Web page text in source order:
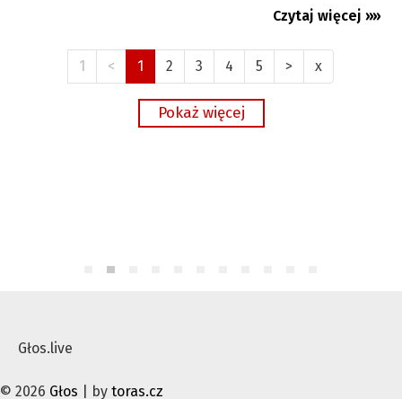
12.07.2026
Czytaj więcej »»
1 < 1 2 3 4 5 > x
Głos.live
© 2026 Głos | by toras.cz